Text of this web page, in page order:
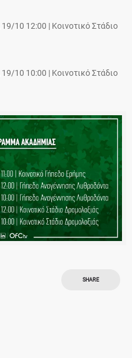
10 12:00 | Κοινοτικό Στάδιο
10 10:00 | Κοινοτικό Στάδιο
SHARE